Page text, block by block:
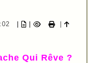
Qui Rêve ?